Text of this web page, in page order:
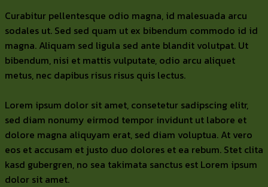
Curabitur pellentesque odio magna, id malesuada arcu
sodales ut. Sed sed quam ut ex bibendum commodo id id
magna. Aliquam sed ligula sed ante blandit volutpat. Ut
bibendum, nisi et mattis vulputate, odio arcu aliquet
metus, nec dapibus risus risus quis lectus.
Lorem ipsum dolor sit amet, consetetur sadipscing elitr,
sed diam nonumy eirmod tempor invidunt ut labore et
dolore magna aliquyam erat, sed diam voluptua. At vero
eos et accusam et justo duo dolores et ea rebum. Stet clita
kasd gubergren, no sea takimata sanctus est Lorem ipsum
dolor sit amet.